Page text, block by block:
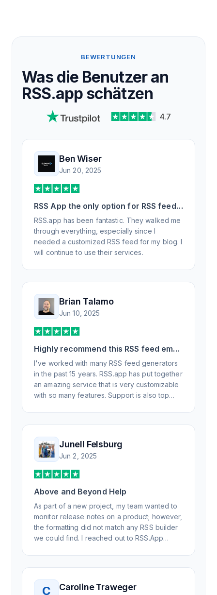
BEWERTUNGEN
Was die Benutzer an
RSS.app schätzen
4.7
Ben Wiser
Jun 20, 2025
RSS App the only option for RSS feed
generation
RSS.app has been fantastic. They walked me
through everything, especially since I
needed a customized RSS feed for my blog. I
will continue to use their services.
Brian Talamo
Jun 10, 2025
Highly recommend this RSS feed email
/ widget generator service.
I've worked with many RSS feed generators
in the past 15 years. RSS.app has put together
an amazing service that is very customizable
with so many features. Support is also top
professionally. Highly recommend for all your
RSS feed needs. Our trucking news hub
website couldn't work without it. Thank you.
Junell Felsburg
Jun 2, 2025
Above and Beyond Help
As part of a new project, my team wanted to
monitor release notes on a product; however,
the formatting did not match any RSS builder
we could find. I reached out to RSS.App
day, but I spoke to someone who was
knowledgeable, kind, and clearly wanted to
understand the issue. It has been a few
C Caroline Traweger